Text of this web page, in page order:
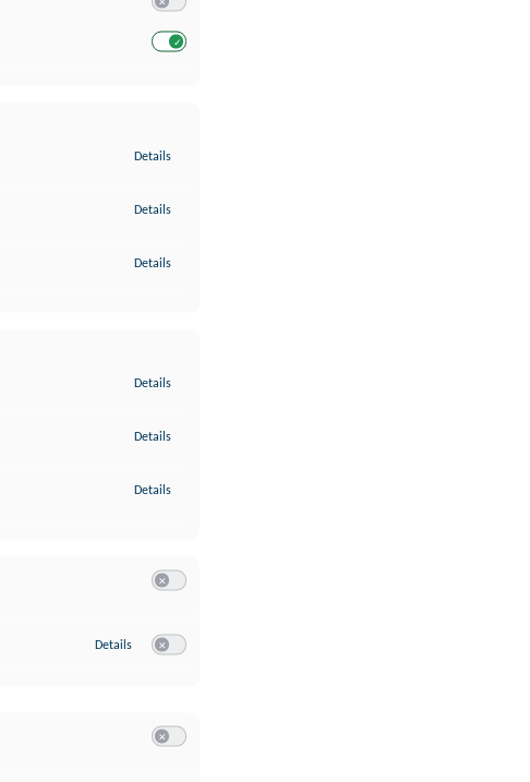
Details
Details
Details
Details
Details
Details
Details zu Google Analytics